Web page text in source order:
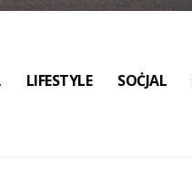
LIFESTYLE SOĊJAL